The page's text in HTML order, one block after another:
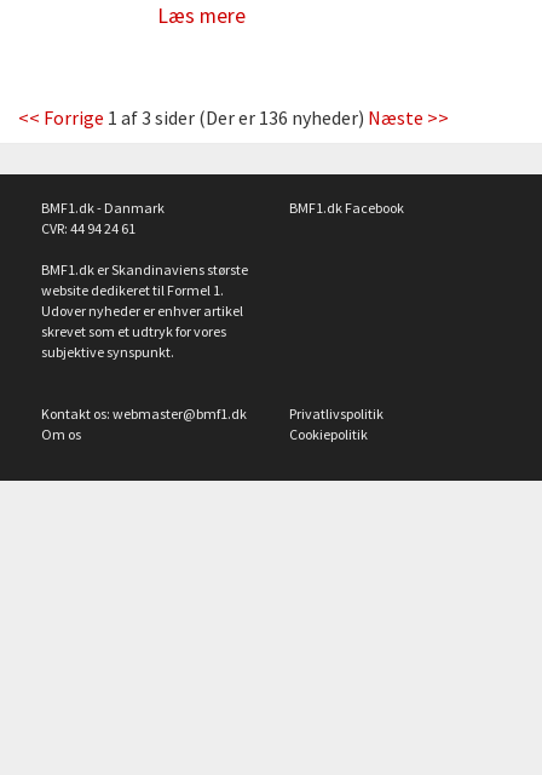
Læs mere
<< Forrige 1 af 3 sider (Der er 136 nyheder) Næste >>
BMF1.dk - Danmark
CVR: 44 94 24 61
BMF1.dk er Skandinaviens største
website dedikeret til Formel 1.
Udover nyheder er enhver artikel
skrevet som et udtryk for vores
subjektive synspunkt.
BMF1.dk Facebook
Kontakt os: webmaster@bmf1.dk
Om os
Privatlivspolitik
Cookiepolitik